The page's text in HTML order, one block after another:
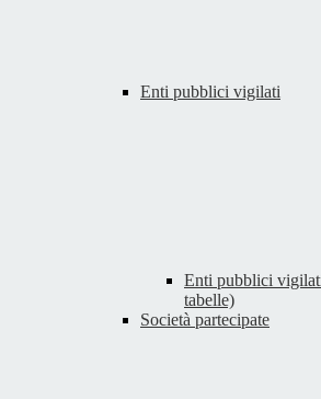
Enti pubblici vigilati
Enti pubblici
tabelle)
Società partecipate